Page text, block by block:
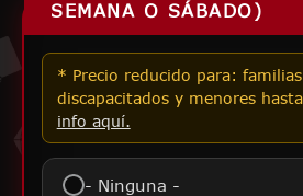
SEMANA O SÁBADO)
* Precio reducido para:
discapacitados y menores
info aquí.
- Ninguna -